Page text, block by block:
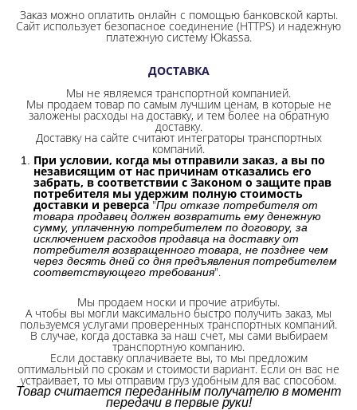
Заказ можно оплатить онлайн с помощью банковской карты.
Сайт использует безопасное соединение (HTTPS) и надежную
платежную систему Юkassa.
ДОСТАВКА
Мы не являемся транспортной компанией.
Мы продаем товар по самым лучшим ценам, в которые не
заложены расходы на доставку, и тем более на обратную
доставку.
Доставку на сайте считают интеграторы транспортных
компаний.
При условии, когда мы отправили заказ, а вы по
независящим от нас причинам отказались его
забрать, в соответствии с Законом о защите прав
потребителя мы удержим полную стоимость
доставки и реверса "При отказе потребителя от
товара продавец должен возвратить ему денежную
сумму, уплаченную потребителем по договору, за
исключением расходов продавца на доставку от
потребителя возвращенного товара, не позднее чем
через десять дней со дня предъявления потребителем
соответствующего требования".
Мы продаем носки и прочие атрибуты.
А чтобы вы могли максимально быстро получить заказ, мы
пользуемся услугами проверенных транспортных компаний.
В случае, когда доставка за наш счет, мы сами выбираем
транспортную компанию.
Если доставку оплачиваете вы, то мы предложим
оптимальный по срокам и стоимости вариант. Если он вас не
устраивает, то мы отправим груз удобным для вас способом.
Товар считается переданным получателю в момент
передачи в первые руки!